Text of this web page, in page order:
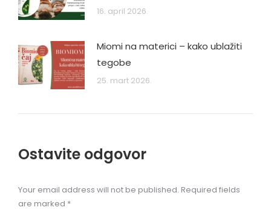
16. april 2026.
Miomi na materici – kako ublažiti
tegobe
25. mart 2026.
Ostavite odgovor
Your email address will not be published. Required fields
are marked *